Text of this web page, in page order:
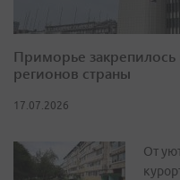
Приморье закрепилось
регионов страны
17.07.2026
От